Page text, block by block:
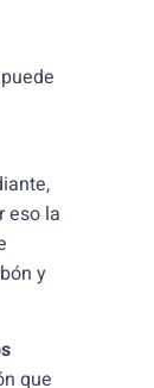
eso la
y
que